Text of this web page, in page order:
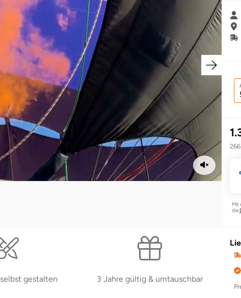
gestalten 3 Jahre gültig & umtauschbar
Mit
die